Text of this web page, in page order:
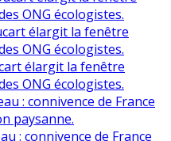
ONG écologistes.
élargit la fenêtre
ONG écologistes.
élargit la fenêtre
ONG écologistes.
: connivence de France
paysanne.
: connivence de France